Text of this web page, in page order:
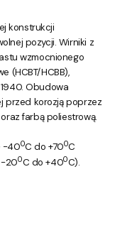
konstrukcji
pozycji. Wirniki z
wzmocnionego
(HCBT/HCBB),
Obudowa
przed korozją poprzez
farbą poliestrową.
-400C do +700C
-200C do +400C).